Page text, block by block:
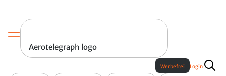
Aerotelegraph logo
Werbefrei Login